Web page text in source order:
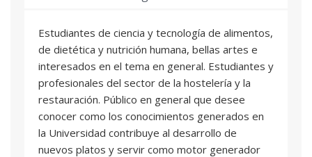
Estudiantes de ciencia y tecnología de alimentos,
de dietética y nutrición humana, bellas artes e
interesados en el tema en general. Estudiantes y
profesionales del sector de la hostelería y la
restauración. Público en general que desee
conocer como los conocimientos generados en
la Universidad contribuye al desarrollo de
nuevos platos y servir como motor generador